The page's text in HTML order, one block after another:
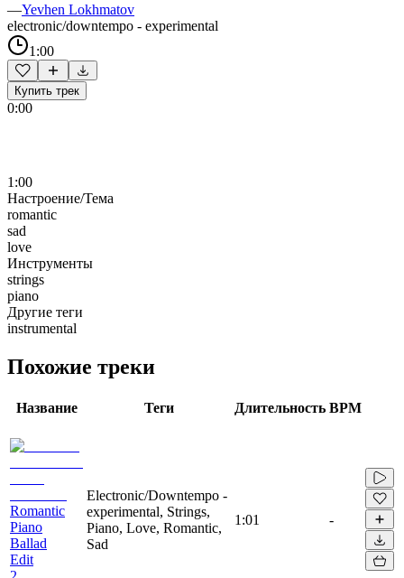
—Yevhen Lokhmatov
electronic/downtempo - experimental
1:00
Купить трек
0:00
1:00
Настроение/Тема
romantic
sad
love
Инструменты
strings
piano
Другие теги
instrumental
Похожие треки
Название Теги Длительность BPM
Romantic
Piano
Ballad
Edit
Electronic/Downtempo -
experimental, Strings,
Piano, Love, Romantic,
Sad
1:01 -